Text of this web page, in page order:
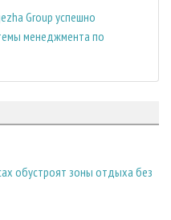
Group успешно
менеджмента по
обустроят зоны отдыха без